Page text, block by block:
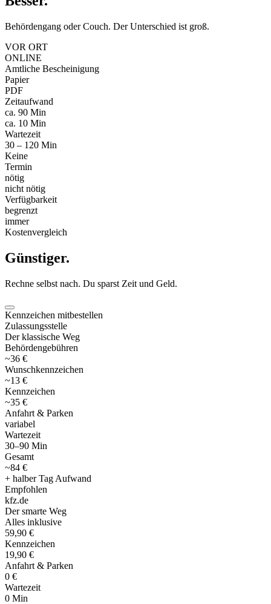
Behördengang oder Couch. Der Unterschied ist groß.
VOR ORT
ONLINE
Amtliche Bescheinigung
Papier
PDF
Zeitaufwand
ca. 90 Min
ca. 10 Min
Wartezeit
30 – 120 Min
Keine
Termin
nötig
nicht nötig
Verfügbarkeit
begrenzt
immer
Kostenvergleich
Günstiger.
Rechne selbst nach. Du sparst Zeit und Geld.
Kennzeichen mitbestellen
Zulassungsstelle
Der klassische Weg
Behördengebühren
~36 €
Wunschkennzeichen
~13 €
Kennzeichen
~35 €
Anfahrt & Parken
variabel
Wartezeit
30–90 Min
Gesamt
~84 €
+ halber Tag Aufwand
Empfohlen
kfz.de
Der smarte Weg
Alles inklusive
59,90 €
Kennzeichen
19,90 €
Anfahrt & Parken
0 €
Wartezeit
0 Min